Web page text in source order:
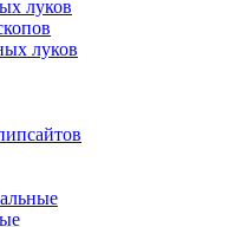
луков
луков